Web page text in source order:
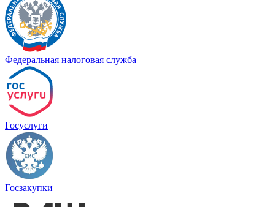
Федеральная налоговая служба
Госуслуги
Госзакупки